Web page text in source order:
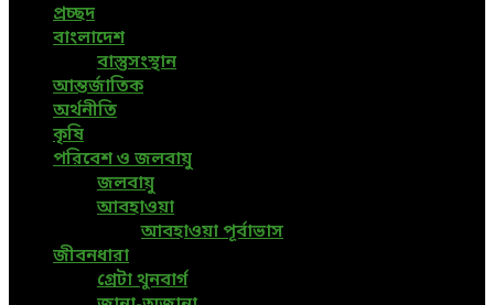
প্রচ্ছদ
বাংলাদেশ
বাস্তুসংস্থান
আন্তর্জাতিক
অর্থনীতি
কৃষি
পরিবেশ ও জলবায়ু
জলবায়ু
আবহাওয়া
আবহাওয়া পূর্বাভাস
জীবনধারা
গ্রেটা থুনবার্গ